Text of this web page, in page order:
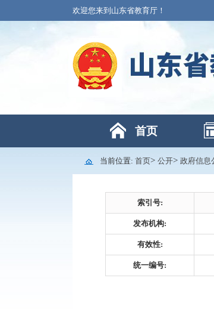
欢迎您来到山东省教育厅！
首页
当前位置: 首页> 公开> 政府信息
索引号:
发布机构:
有效性:
统一编号: